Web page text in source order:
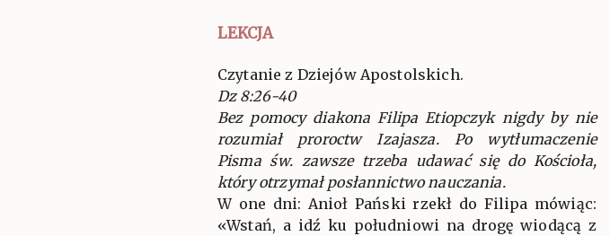
LEKCJA
Czytanie z Dziejów Apostolskich.
Dz 8:26-40
Bez pomocy diakona Filipa Etiopczyk nigdy by nie
rozumiał proroctw Izajasza. Po wytłumaczenie
Pisma św. zawsze trzeba udawać się do Kościoła,
który otrzymał posłannictwo nauczania.
W one dni: Anioł Pański rzekł do Filipa mówiąc:
«Wstań, a idź ku południowi na drogę wiodącą z